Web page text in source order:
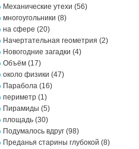
Механические утехи (56)
многоугольники (8)
на сфере (20)
Начертательная геометрия (2)
Новогодние загадки (4)
Объём (17)
около физики (47)
Парабола (16)
периметр (1)
Пирамиды (5)
площадь (30)
Подумалось вдруг (98)
Преданья старины глубокой (8)